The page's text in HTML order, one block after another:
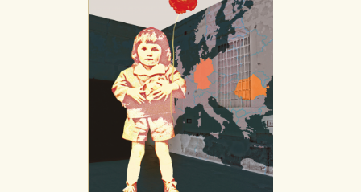
Cookies de publicidad y redes sociales
Estas cookies son gestionadas por nuestros socios
publicitarios y se utilizan para mostrar publicidad
relevante para sus intereses en otros sitios. No
almacenan directamente información personal sino
que se basan en la identificación única de su
navegador y dispositivo de internet.
GUARDAR CONFIGURACIÓN